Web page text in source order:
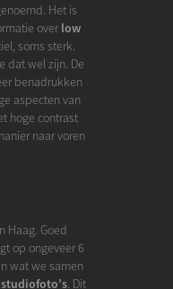
Het is
overlow
soms sterk.
dat wel zijn. De
benadrukken
aspecten van
hoge contrast
naar voren
Haag. Goed
op ongeveer 6
wat we samen
studiofoto's. Dit